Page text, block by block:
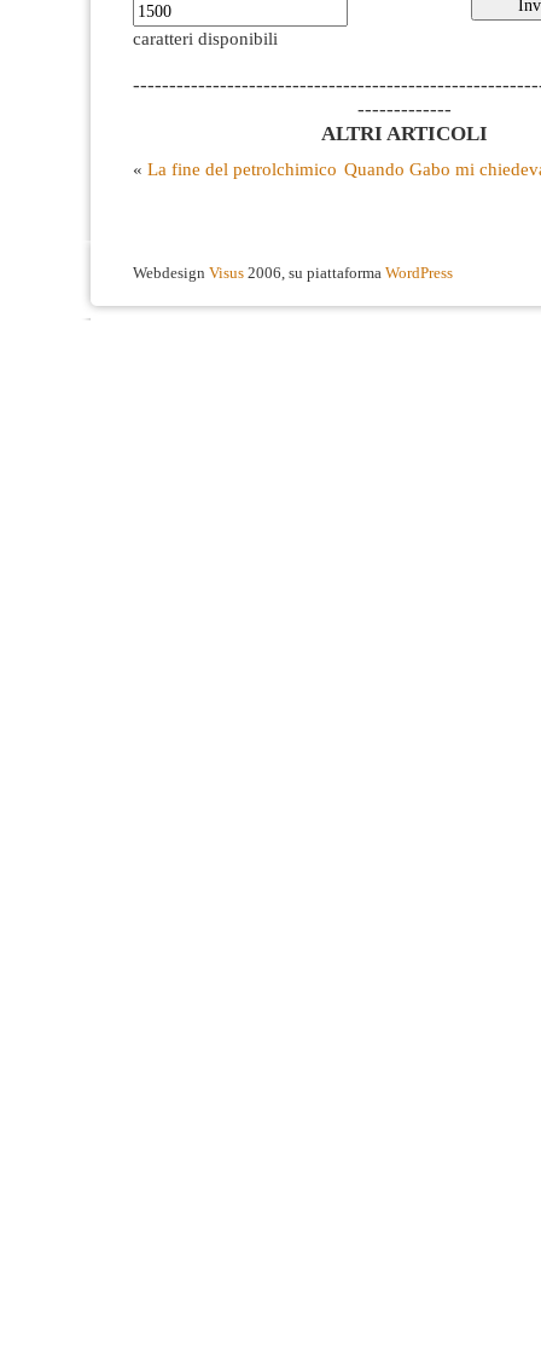
caratteri disponibili
-------------
ALTRI ARTICOLI
« La fine del petrolchimico Quando Gabo mi
Webdesign Visus 2006, su piattaforma WordPress